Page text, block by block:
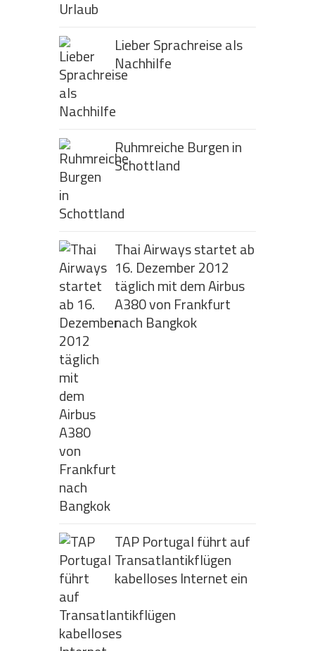
Lieber Sprachreise als
Nachhilfe
Ruhmreiche Burgen in
Schottland
Thai Airways startet ab
16. Dezember 2012
täglich mit dem Airbus
A380 von Frankfurt
nach Bangkok
TAP Portugal führt auf
Transatlantikflügen
kabelloses Internet ein